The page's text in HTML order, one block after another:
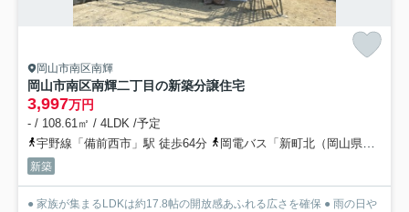
岡山市南区南輝
岡山市南区南輝二丁目の新築分譲住宅
3,997万円
- / 108.61㎡ / 4LDK /予定
宇野線「備前西市」駅 徒歩64分
岡電バス「新町北（岡山県）」バス停下車 徒歩5分
新築
● 家族が集まるLDKは約17.8帖の開放感あふれる広さを確保 ● 雨の日や